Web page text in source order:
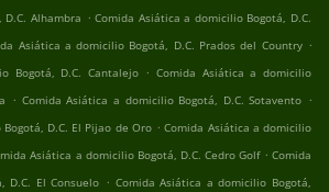
Alhambra . Comida Asiática a domicilio Bogotá, D.C.
Asiática a domicilio Bogotá, D.C. Prados del Country .
Bogotá, D.C. Cantalejo . Comida Asiática a domicilio
. Comida Asiática a domicilio Bogotá, D.C. Sotavento .
D.C. El Pijao de Oro . Comida Asiática a domicilio
Asiática a domicilio Bogotá, D.C. Cedro Golf . Comida
D.C. El Consuelo . Comida Asiática a domicilio Bogotá,